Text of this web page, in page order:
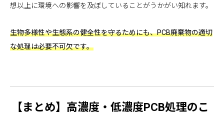
想以上に環境への影響を及ぼしていることがうかがい知れます。
生物多様性や生態系の健全性を守るためにも、PCB廃棄物の適切
な処理は必要不可欠です。
【まとめ】高濃度・低濃度PCB処理のこ